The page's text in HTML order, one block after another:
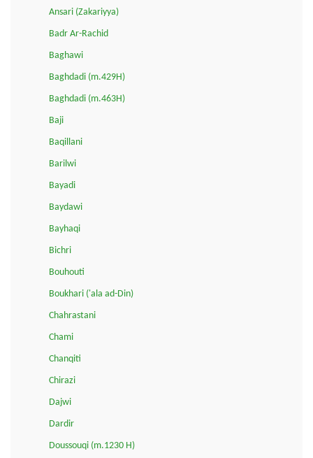
Ansari (Zakariyya)
Badr Ar-Rachid
Baghawi
Baghdadi (m.429H)
Baghdadi (m.463H)
Baji
Baqillani
Barilwi
Bayadi
Baydawi
Bayhaqi
Bichri
Bouhouti
Boukhari ('ala ad-Din)
Chahrastani
Chami
Chanqiti
Chirazi
Dajwi
Dardir
Doussouqi (m.1230 H)